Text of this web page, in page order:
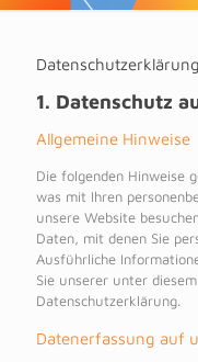
Datenschutzerklärung
1. Datenschutz
Allgemeine Hinweise
Die folgenden Hinweise
was mit Ihren
unsere Website
Daten, mit denen Sie
Ausführliche
Sie unserer unter
Datenschutzerklärung.
Datenerfassung auf